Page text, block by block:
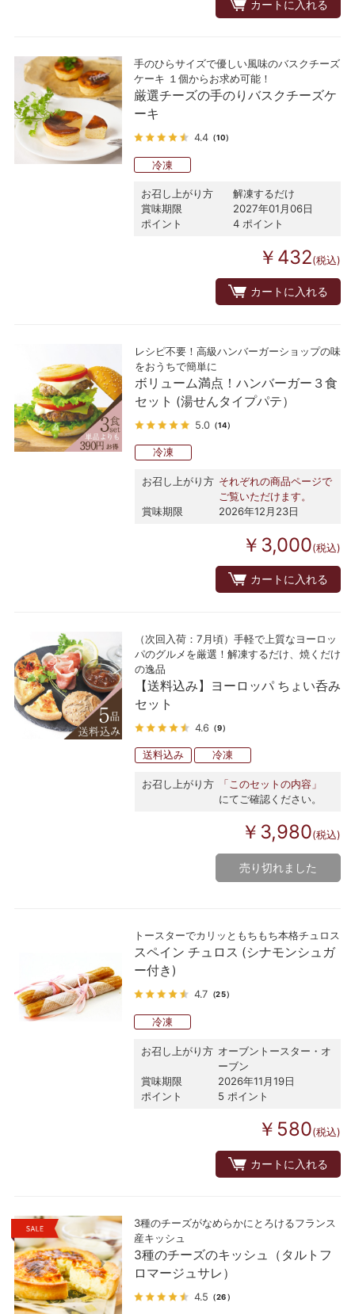
カートに入れる
手のひらサイズで優しい風味のバスクチーズ
ケーキ １個からお求め可能！
厳選チーズの手のりバスクチーズケ
ーキ
4.4 （10）
冷凍
お召し上がり方
解凍するだけ
賞味期限
2027年01月06日
ポイント
4 ポイント
￥432(税込)
カートに入れる
レシピ不要！高級ハンバーガーショップの味
をおうちで簡単に
ボリューム満点！ハンバーガー３食
セット (湯せんタイプパテ）
5.0 （14）
冷凍
お召し上がり方 それぞれの商品ページで
ご覧いただけます。
賞味期限
2026年12月23日
￥3,000(税込)
カートに入れる
（次回入荷：7月頃）手軽で上質なヨーロッ
パのグルメを厳選！解凍するだけ、焼くだけ
の逸品
【送料込み】ヨーロッパ ちょい呑み
セット
4.6 （9）
送料込み 冷凍
お召し上がり方
「このセットの内容」
にてご確認ください。
￥3,980(税込)
売り切れました
トースターでカリッともちもち本格チュロス
スペイン チュロス (シナモンシュガ
ー付き)
4.7 （25）
冷凍
お召し上がり方 オーブントースター・オ
ーブン
賞味期限
2026年11月19日
ポイント
5 ポイント
￥580(税込)
カートに入れる
3種のチーズがなめらかにとろけるフランス
産キッシュ
3種のチーズのキッシュ（タルトフ
ロマージュサレ）
4.5 （26）